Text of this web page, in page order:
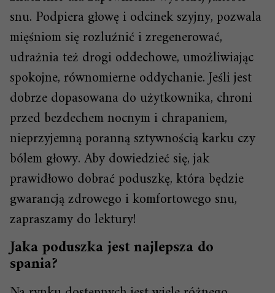
snu. Podpiera głowę i odcinek szyjny, pozwala
mięśniom się rozluźnić i zregenerować,
udrażnia też drogi oddechowe, umożliwiając
spokojne, równomierne oddychanie. Jeśli jest
dobrze dopasowana do użytkownika, chroni
przed bezdechem nocnym i chrapaniem,
nieprzyjemną poranną sztywnością karku czy
bólem głowy. Aby dowiedzieć się, jak
prawidłowo dobrać poduszkę, która będzie
gwarancją zdrowego i komfortowego snu,
zapraszamy do lektury!
Jaka poduszka jest najlepsza do
spania?